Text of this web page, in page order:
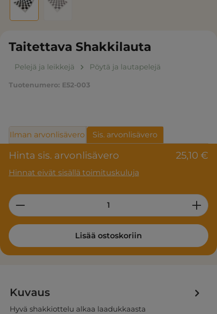
Taitettava Shakkilauta
Pelejä ja leikkejä Pöytä ja lautapelejä
Tuotenumero: E52-003
Hinta sis. arvonlisävero 25,10 €
Hinnat eivät sisällä toimituskuluja
Ilman arvonlisävero Sis. arvonlisävero
Product Quantity: Enter the desired
Lisää ostoskoriin
Kuvaus
Hyvä shakkiottelu alkaa laadukkaasta